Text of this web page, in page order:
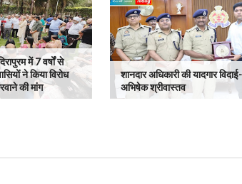
में 7 वर्षों से
ने किया विरोध
की मांग
शानदार अधिकारी की यादगार
अभिषेक श्रीवास्तव